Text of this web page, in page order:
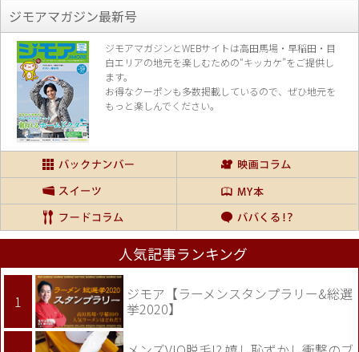
ジモアマガジン最新号
ジモアマガジンとWEBサイトは高田馬場・早稲田・目
白エリアの地元を楽しむための“キッカケ”をご提供し
ます。
お得なクーポンも多数掲載しているので、 ぜひ地元を
もっと楽しんでください。
人気記事ランキング
ジモア【ラーメンスタンプラリー&総選
挙2020】